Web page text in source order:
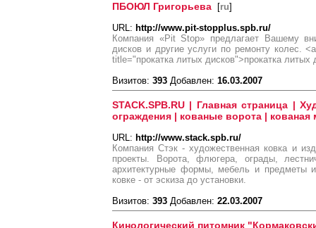
ПБОЮЛ Григорьева [ru]
URL: http://www.pit-stopplus.spb.ru/
Компания «Pit Stop» предлагает Вашему
дисков и другие услуги по ремонту колес.
title="прокатка литых дисков">прокатка литых
Визитов: 393 Добавлен: 16.03.2007
STACK.SPB.RU | Главная страница |
ограждения | кованые ворота | кованая
URL: http://www.stack.spb.ru/
Компания Стэк - художественная ковка и
проекты. Ворота, флюгера, ограды,
архитектурные формы, мебель и предметы
ковке - от эскиза до установки.
Визитов: 393 Добавлен: 22.03.2007
Кинологический питомник